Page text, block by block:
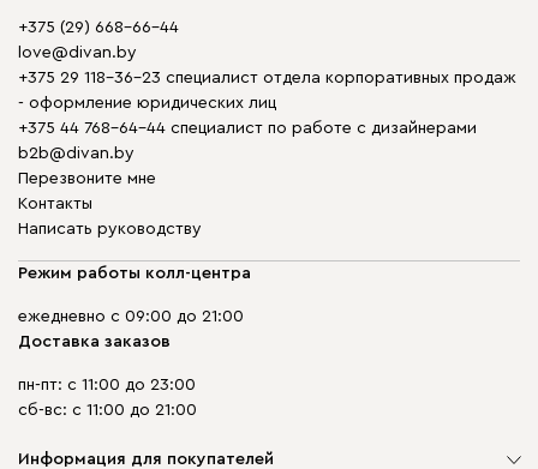
+375 (29) 668-66-44
love@divan.by
+375 29 118-36-23 специалист отдела корпоративных продаж
- оформление юридических лиц
+375 44 768-64-44 специалист по работе с дизайнерами
b2b@divan.by
Перезвоните мне
Контакты
Написать руководству
Режим работы колл-центра
ежедневно с 09:00 до 21:00
Доставка заказов
пн-пт: с 11:00 до 23:00
сб-вс: с 11:00 до 21:00
Информация для покупателей